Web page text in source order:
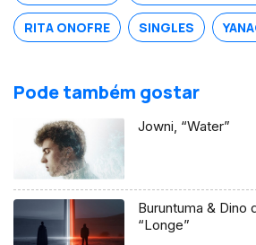
RITA ONOFRE SINGLES
Pode também gostar
Jowni, “Water”
Buruntuma & Dino
“Longe”